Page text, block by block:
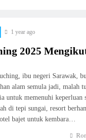
1 year ago
2025
ibu negeri Sarawak,
alam semula jadi, malah
untuk memenuhi keperluan
di tepi sungai, resort
bajet untuk kembara…